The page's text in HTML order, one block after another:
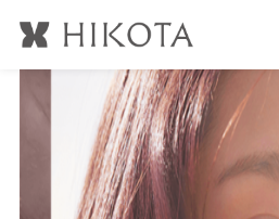
公開日時: 2022.3.8